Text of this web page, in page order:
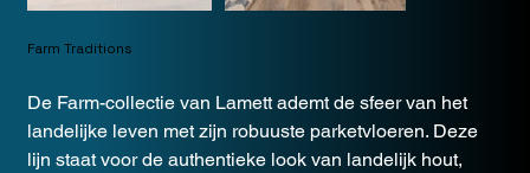
Farm Traditions
De Farm-collectie van Lamett ademt de sfeer van het
landelijke leven met zijn robuuste parketvloeren. Deze
lijn staat voor de authentieke look van landelijk hout,